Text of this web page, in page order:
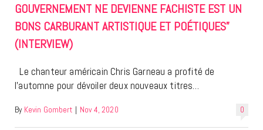
GOUVERNEMENT NE DEVIENNE FACHISTE EST UN
BONS CARBURANT ARTISTIQUE ET POÉTIQUES”
(INTERVIEW)
Le chanteur américain Chris Garneau a profité de
l’automne pour dévoiler deux nouveaux titres…
0
By Kevin Gombert | Nov 4, 2020